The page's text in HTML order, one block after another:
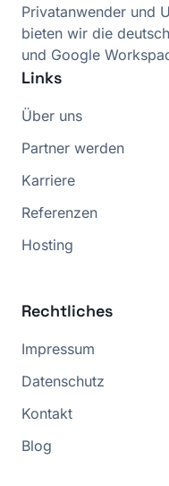
Privatanwender und
bieten wir die
und Google
Links
Über uns
Partner werden
Karriere
Referenzen
Hosting
Rechtliches
Impressum
Datenschutz
Kontakt
Blog